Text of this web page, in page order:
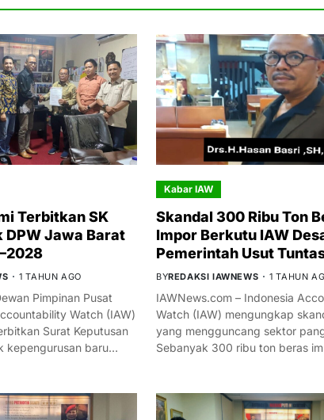
Terbitkan SK
DPW Jawa Barat
1 TAHUN AGO
Pimpinan Pusat
Watch (IAW)
Surat Keputusan
kepengurusan baru…
Kabar IAW
Skandal 300 Ribu Ton
Impor Berkutu IAW
Pemerintah Usut
BYREDAKSI IAWNEWS 1 TAHUN
IAWNews.com – Indonesia
Watch (IAW) mengungkap
yang mengguncang sektor
Sebanyak 300 ribu ton beras